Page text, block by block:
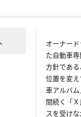
オーナー
た自動車
方針であ
位置を変
車アルバ
間続く「
スを受け